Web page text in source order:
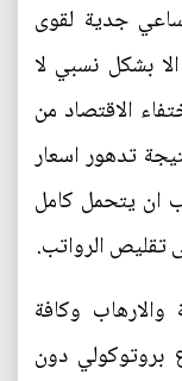
جدية لقوى
بشكل نسبي لا
الاقتصاد من
تدهور اسعار
ان يتحمل كامل
تقليص الرواتب.
والارهاب وكافة
بروتوكولي دون